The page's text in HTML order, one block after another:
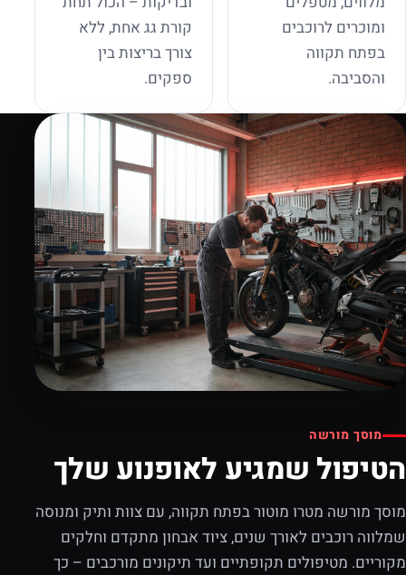
ומוכרים לרוכבים
בפתח תקווה
והסביבה.
קורת גג אחת, ללא
צורך בריצות בין
ספקים.
מוסך מורשה
הטיפול שמגיע לאופנוע שלך
מוסך מורשה מטרו מוטור בפתח תקווה, עם צוות ותיק ומנוסה
שמלווה רוכבים לאורך שנים, ציוד אבחון מתקדם וחלקים
מקוריים. מטיפולים תקופתיים ועד תיקונים מורכבים – כך